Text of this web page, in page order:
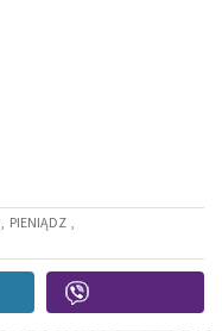
PIENIĄDZ